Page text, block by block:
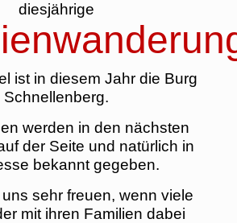
diesjährige
ist in diesem Jahr die Burg
Schnellenberg.
werden in den nächsten
der Seite und natürlich in
bekannt gegeben.
sehr freuen, wenn viele
mit ihren Familien dabei